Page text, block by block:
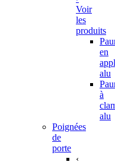
Voir
les
produits
en
alu
à
alu
Poignées
de
porte
‹